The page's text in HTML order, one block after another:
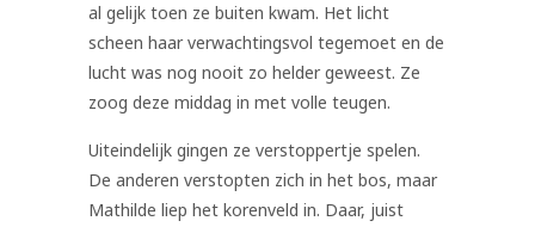
al gelijk toen ze buiten kwam. Het licht
scheen haar verwachtingsvol tegemoet en de
lucht was nog nooit zo helder geweest. Ze
zoog deze middag in met volle teugen.
Uiteindelijk gingen ze verstoppertje spelen.
De anderen verstopten zich in het bos, maar
Mathilde liep het korenveld in. Daar, juist